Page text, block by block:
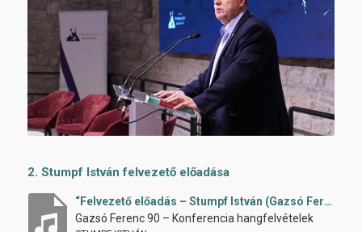
2. Stumpf István felvezető előadása
“Felvezető előadás – Stumpf István (Gazsó Ferenc 90 konferencia, 2022)”
Gazsó Ferenc 90 – Konferencia hangfelvételek